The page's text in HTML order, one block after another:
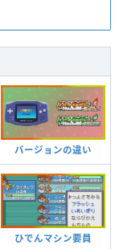
バージョンの違い
ひでんマシン要員